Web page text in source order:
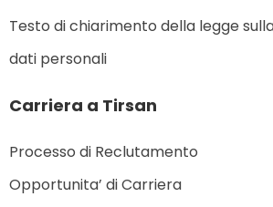
Testo di chiarimento della legge
dati personali
Carriera a Tirsan
Processo di Reclutamento
Opportunita’ di Carriera